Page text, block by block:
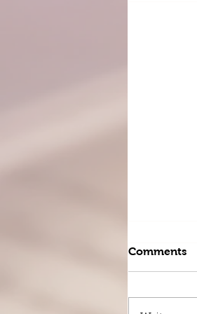
बाबांची माया
Comments